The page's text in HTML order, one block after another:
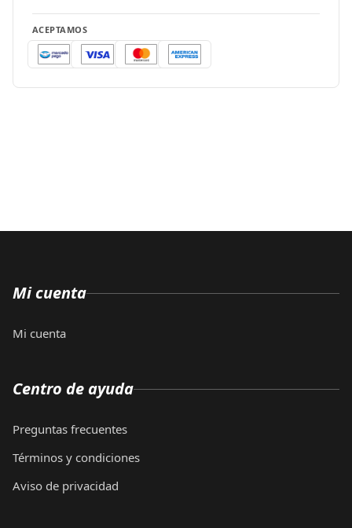
ACEPTAMOS
Mi cuenta
Mi cuenta
Centro de ayuda
Preguntas frecuentes
Términos y condiciones
Aviso de privacidad